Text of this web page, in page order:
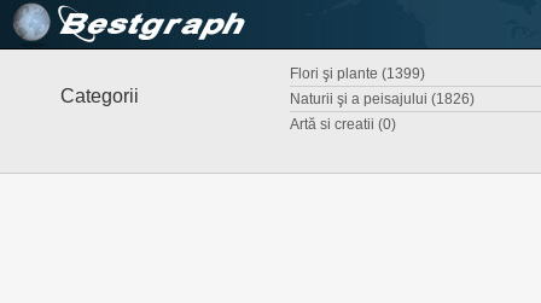
Categorii
Flori şi plante (1399)
Naturii şi a peisajului (1826)
Artă si creatii (0)